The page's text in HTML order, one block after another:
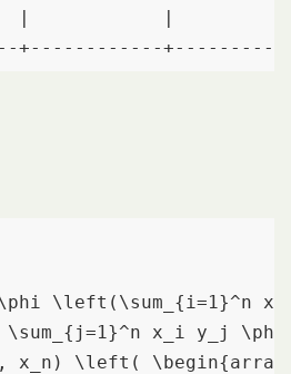
|            |
+------------
\left(\sum_{i=1}^n
x_i y_j
x_n) \left(